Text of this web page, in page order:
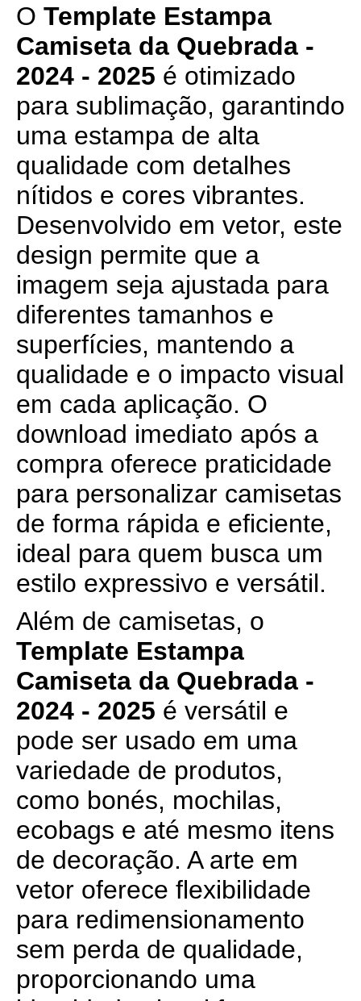
O Template Estampa
Camiseta da Quebrada -
2024 - 2025 é otimizado
para sublimação, garantindo
uma estampa de alta
qualidade com detalhes
nítidos e cores vibrantes.
Desenvolvido em vetor, este
design permite que a
imagem seja ajustada para
diferentes tamanhos e
superfícies, mantendo a
qualidade e o impacto visual
em cada aplicação. O
download imediato após a
compra oferece praticidade
para personalizar camisetas
de forma rápida e eficiente,
ideal para quem busca um
estilo expressivo e versátil.
Além de camisetas, o
Template Estampa
Camiseta da Quebrada -
2024 - 2025 é versátil e
pode ser usado em uma
variedade de produtos,
como bonés, mochilas,
ecobags e até mesmo itens
de decoração. A arte em
vetor oferece flexibilidade
para redimensionamento
sem perda de qualidade,
proporcionando uma